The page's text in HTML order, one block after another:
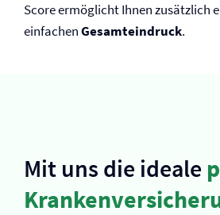
Score ermöglicht Ihnen zusätzlich
einfachenGesamteindruck.
Mit uns die ideale